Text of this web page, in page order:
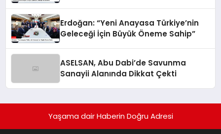
Erdoğan: “Yeni Anayasa Türkiye’nin
Geleceği İçin Büyük Öneme Sahip”
ASELSAN, Abu Dabi’de Savunma
Sanayii Alanında Dikkat Çekti
Yaşama dair Haberin Doğru Adresi